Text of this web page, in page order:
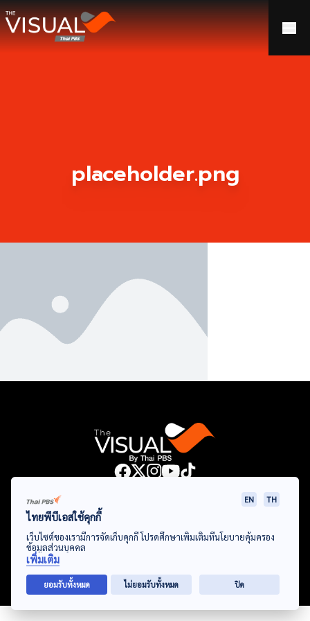
ข้ามไปยังเนื้อหา
placeholder.png
Data Viz Topics
© Thai Public Broadcasting Service. All Rights Reserved
2024
ไทยพีบีเอสใช้คุกกี้
EN TH
เว็บไซต์ของเรามีการจัดเก็บคุกกี้ โปรดศึกษาเพิ่มเติมที่นโยบายคุ้มครอง
ข้อมูลส่วนบุคคล
เพิ่มเติม
ยอมรับทั้งหมด ไม่ยอมรับทั้งหมด ปิด